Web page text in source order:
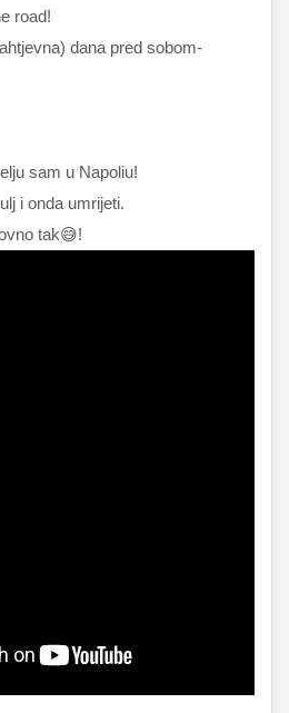
road!
dana pred sobom-
sam u Napoliu!
i onda umrijeti.
tak😅!